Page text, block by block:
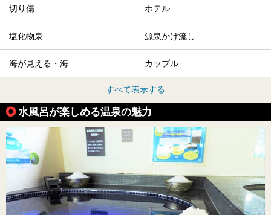
切り傷 ホテル
塩化物泉 源泉かけ流し
海が見える・海 カップル
すべて表示する
水風呂が楽しめる温泉の魅力